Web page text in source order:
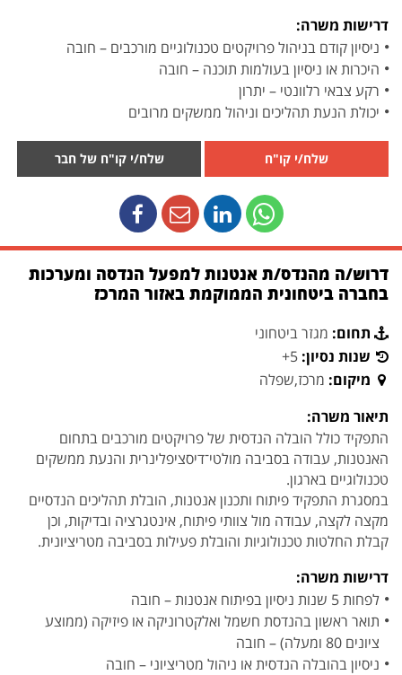
דרישות משרה:
ניסיון קודם בניהול פרויקטים טכנולוגיים מורכבים – חובה
היכרות או ניסיון בעולמות תוכנה – חובה
רקע צבאי רלוונטי – יתרון
יכולת הנעת תהליכים וניהול ממשקים מרובים
שלח/י קו"ח שלח/י קו"ח של חבר
דרוש/ה מהנדס/ת אנטנות למפעל הנדסה ומערכות
בחברה ביטחונית הממוקמת באזור המרכז
תחום: מגזר ביטחוני
שנות נסיון: 5+
מיקום: מרכז,שפלה
תיאור משרה:
התפקיד כולל הובלה הנדסית של פרויקטים מורכבים בתחום
האנטנות, עבודה בסביבה מולטי־דיסציפלינרית והנעת ממשקים
טכנולוגיים בארגון.
במסגרת התפקיד פיתוח ותכנון אנטנות, הובלת תהליכים הנדסיים
מקצה לקצה, עבודה מול צוותי פיתוח, אינטגרציה ובדיקות, וכן
קבלת החלטות טכנולוגיות והובלת פעילות בסביבה מטריציונית.
דרישות משרה:
לפחות 5 שנות ניסיון בפיתוח אנטנות – חובה
תואר ראשון בהנדסת חשמל ואלקטרוניקה או פיזיקה (ממוצע
ציונים 80 ומעלה) – חובה
ניסיון בהובלה הנדסית או ניהול מטריציוני – חובה